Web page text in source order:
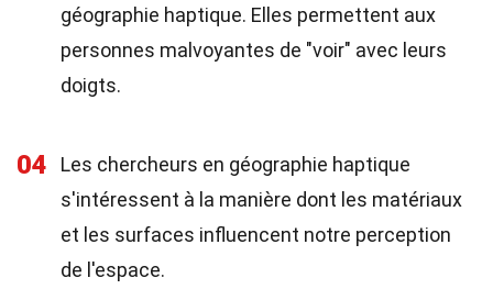
géographie haptique. Elles permettent aux
personnes malvoyantes de "voir" avec leurs
doigts.
04
Les chercheurs en géographie haptique
s'intéressent à la manière dont les matériaux
et les surfaces influencent notre perception
de l'espace.